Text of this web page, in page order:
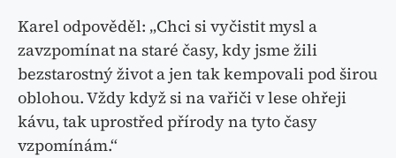
Karel odpověděl: „Chci si vyčistit mysl a
zavzpomínat na staré časy, kdy jsme žili
bezstarostný život a jen tak kempovali pod širou
oblohou. Vždy když si na vařiči v lese ohřeji
kávu, tak uprostřed přírody na tyto časy
vzpomínám.“